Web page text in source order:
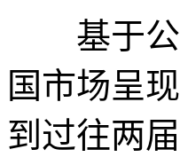
基于公
国市场呈
到过往两